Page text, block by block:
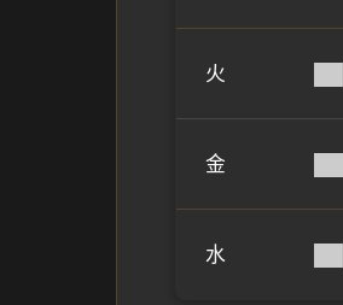
火
金
水